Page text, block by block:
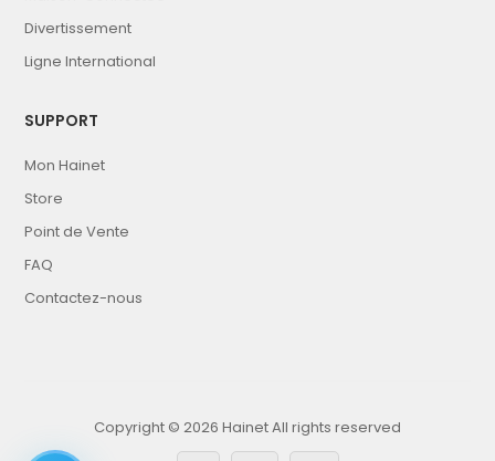
Divertissement
Ligne International
SUPPORT
Mon Hainet
Store
Point de Vente
FAQ
Contactez-nous
Copyright © 2026 HainetAll rights reserved